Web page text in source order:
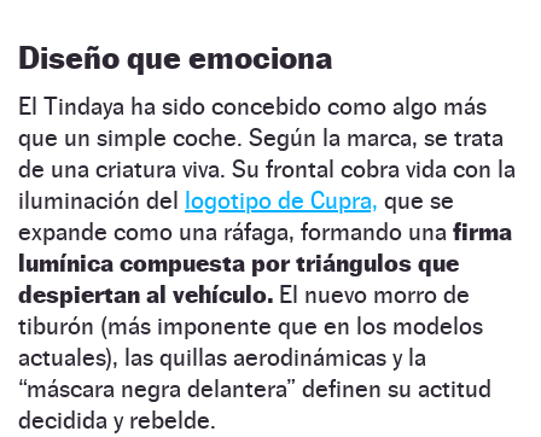
Diseño que emociona
El Tindaya ha sido concebido como algo más
que un simple coche. Según la marca, se trata
de una criatura viva. Su frontal cobra vida con la
iluminación del
logotipo de Cupra, que se
expande como una ráfaga, formando una firma
lumínica compuesta por triángulos que
despiertan al vehículo. El nuevo morro de
tiburón (más imponente que en los modelos
actuales), las quillas aerodinámicas y la
“máscara negra delantera” definen su actitud
decidida y rebelde.